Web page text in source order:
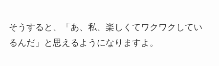
そうすると、「あ、私、楽しくてワクワクしてい
るんだ」と思えるようになりますよ。